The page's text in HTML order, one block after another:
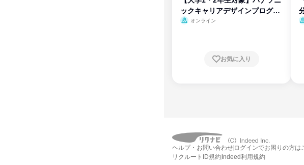
ックキャリアデザインプログラ
ム
オンライン
お気に入り
ヘルプ・お問い合わせ ログインでお困りの方は
リクルートID規約 Indeed利用規約